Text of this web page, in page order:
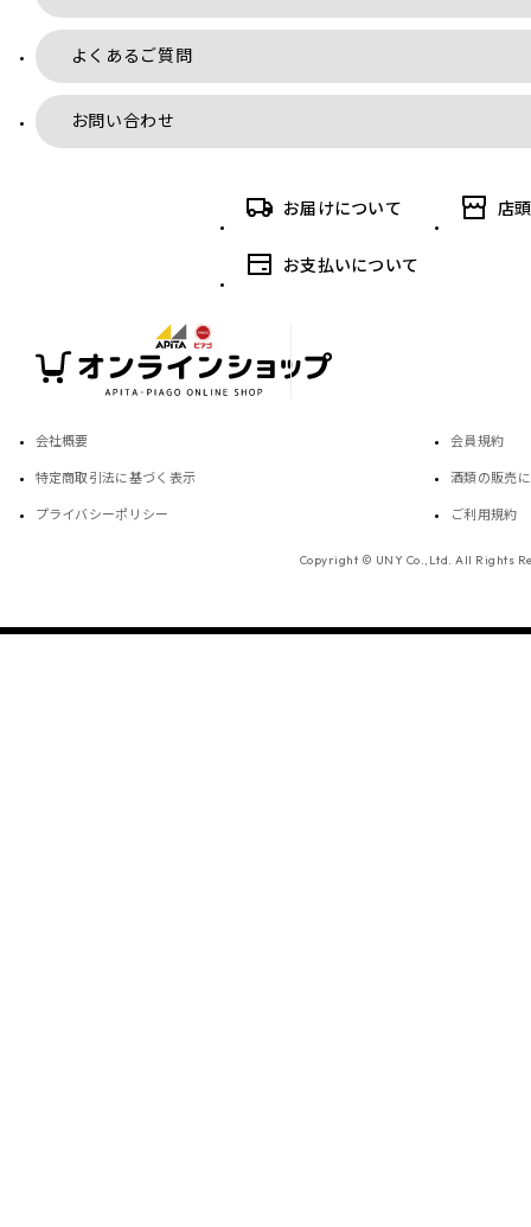
よくあるご質問
お問い合わせ
お届けについて 店
お支払いについて
会社概要 会員規約
特定商取引法に基づく表示 酒類の販売
プライバシーポリシー ご利用規約
Copyright © UNY Co.,Ltd. All Rights